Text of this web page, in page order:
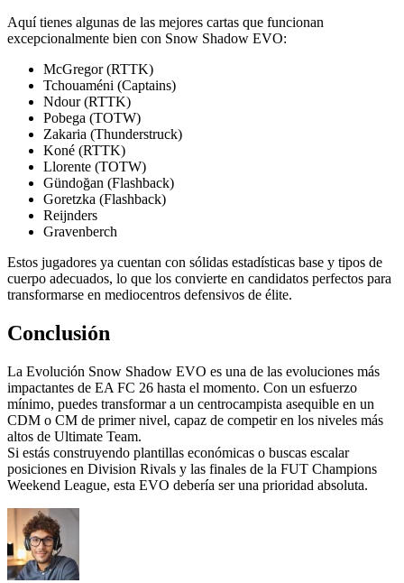
Aquí tienes algunas de las mejores cartas que funcionan
excepcionalmente bien con Snow Shadow EVO:
McGregor (RTTK)
Tchouaméni (Captains)
Ndour (RTTK)
Pobega (TOTW)
Zakaria (Thunderstruck)
Koné (RTTK)
Llorente (TOTW)
Gündoğan (Flashback)
Goretzka (Flashback)
Reijnders
Gravenberch
Estos jugadores ya cuentan con sólidas estadísticas base y tipos de
cuerpo adecuados, lo que los convierte en candidatos perfectos para
transformarse en mediocentros defensivos de élite.
Conclusión
La Evolución Snow Shadow EVO es una de las evoluciones más
impactantes de EA FC 26 hasta el momento. Con un esfuerzo
mínimo, puedes transformar a un centrocampista asequible en un
CDM o CM de primer nivel, capaz de competir en los niveles más
altos de Ultimate Team.
Si estás construyendo plantillas económicas o buscas escalar
posiciones en Division Rivals y las finales de la FUT Champions
Weekend League, esta EVO debería ser una prioridad absoluta.